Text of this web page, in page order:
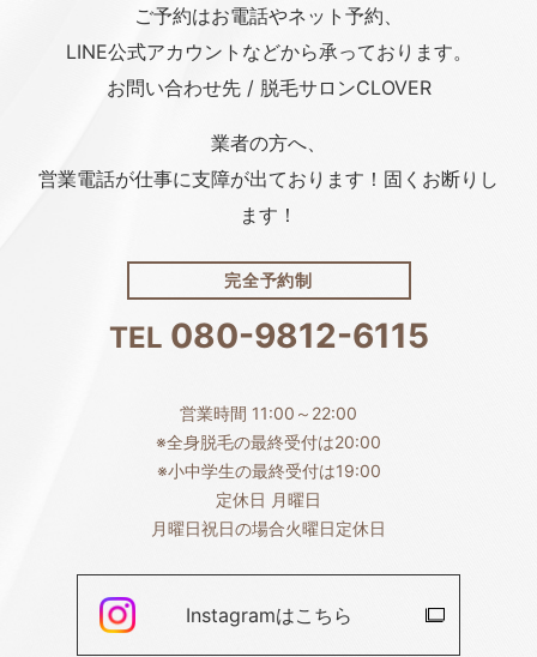
ご予約はお電話やネット予約、
LINE公式アカウント などから承っております。
お問い合わせ先 / 脱毛サロンCLOVER
業者の方へ、
営業電話が仕事に支障が出ております！固くお断りし
ます！
完全予約制
TEL 080-9812-6115
営業時間 11:00～22:00
※全身脱毛の最終受付は20:00
※小中学生の最終受付は19:00
定休日 月曜日
月曜日祝日の場合火曜日定休日
Instagramはこちら